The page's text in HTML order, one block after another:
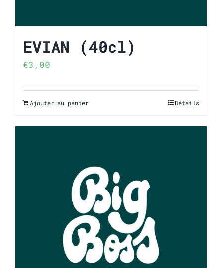
EVIAN (40cl)
€3,00
Ajouter au panier Détails